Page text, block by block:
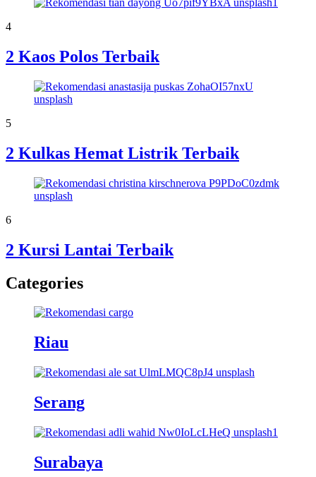
4
2 Kaos Polos Terbaik
5
2 Kulkas Hemat Listrik Terbaik
6
2 Kursi Lantai Terbaik
Categories
Riau
Serang
Surabaya